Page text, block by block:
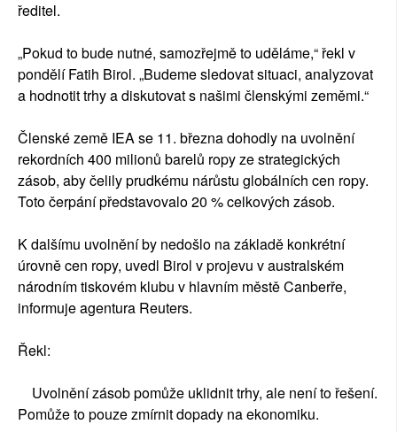
ředitel.
„Pokud to bude nutné, samozřejmě to uděláme,“ řekl v
pondělí Fatih Birol. „Budeme sledovat situaci, analyzovat
a hodnotit trhy a diskutovat s našimi členskými zeměmi.“
Členské země IEA se 11. března dohodly na uvolnění
rekordních 400 milionů barelů ropy ze strategických
zásob, aby čelily prudkému nárůstu globálních cen ropy.
Toto čerpání představovalo 20 % celkových zásob.
K dalšímu uvolnění by nedošlo na základě konkrétní
úrovně cen ropy, uvedl Birol v projevu v australském
národním tiskovém klubu v hlavním městě Canberře,
informuje agentura Reuters.
Řekl:
Uvolnění zásob pomůže uklidnit trhy, ale není to řešení.
Pomůže to pouze zmírnit dopady na ekonomiku.